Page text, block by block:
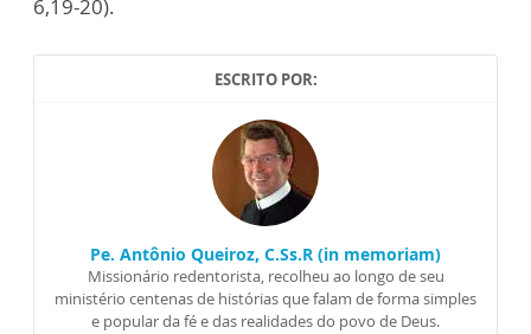
6,19-20).
ESCRITO POR:
Pe. Antônio Queiroz, C.Ss.R (in memoriam)
Missionário redentorista, recolheu ao longo de seu
ministério centenas de histórias que falam de forma simples
e popular da fé e das realidades do povo de Deus.